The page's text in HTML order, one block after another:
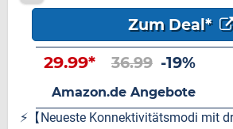
Zum Deal*
29.99* 36.99 -19%
Amazon.de Angebote
⚡️【Neueste Konnektivitätsmodi mit